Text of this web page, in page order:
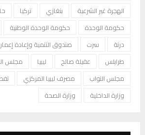
الهجرة غير الشرعية
بنغازي تركيا
حكومة الوحدة
حكومة الوحدة الوطنية
درنة
سرت صندوق التنمية وإعادة إعمار
طرابلس
عقيلة صالح ليبيا
مجلس
مجلس النواب
مصرف ليبيا المركزي
وزارة الداخلية
وزارة الصحة